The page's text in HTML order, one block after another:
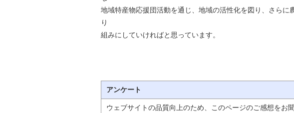
地域特産物応援団活動を通じ、地域の活性化を図り、さら
り
組みにしていければと思っています。
アンケート
ウェブサイトの品質向上のため、このページのご感想をお